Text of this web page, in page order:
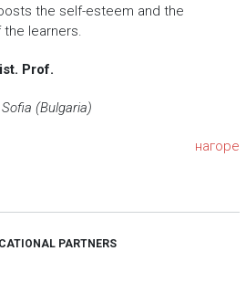
the self-esteem and the
learners.
Prof.
(Bulgaria)
нагоре
PARTNERS